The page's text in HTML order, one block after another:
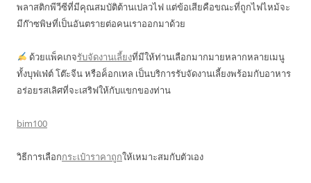
พลาสติกพีวีซีที่มีคุณสมบัติต้านเปลวไฟ แต่ข้อเสียคือขณะที่ถูกไฟไหม้จะ
มีก๊าซพิษที่เป็นอันตรายต่อคนเราออกมาด้วย
ด้วยแพ็คเกจรับจัดงานเลี้ยงที่มีให้ท่านเลือกมากมายหลากหลายเมนู
ทั้งบุฟเฟ่ต์ โต๊ะจีน หรือค็อกเทล เป็นบริการรับจัดงานเลี้ยงพร้อมกับอาหาร
อร่อยรสเลิศที่จะเสริฟให้กับแขกของท่าน
bim100
วิธีการเลือกกระเป๋าราคาถูกให้เหมาะสมกับตัวเอง